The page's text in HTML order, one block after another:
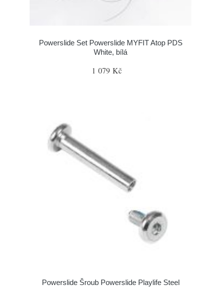
Powerslide Set Powerslide MYFIT Atop PDS
White, bílá
1 079 Kč
Powerslide Šroub Powerslide Playlife Steel